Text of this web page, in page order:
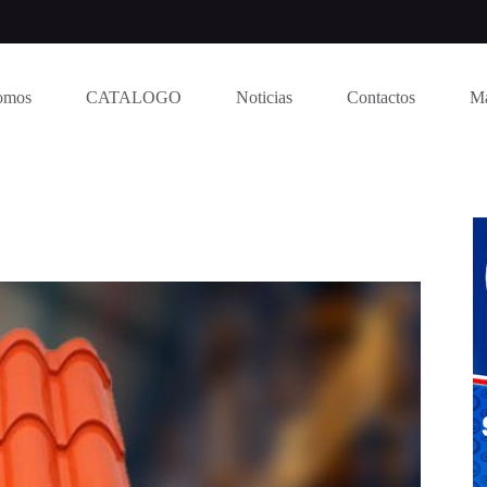
CATALOGO Noticias Contactos